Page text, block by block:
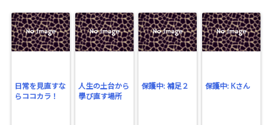
日常を見直すな
らココカラ！
人生の土台から
學び直す場所
保護中: 補足２ 保護中: Kさん